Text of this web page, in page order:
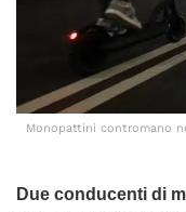
Monopattini contromano
Due conducenti di